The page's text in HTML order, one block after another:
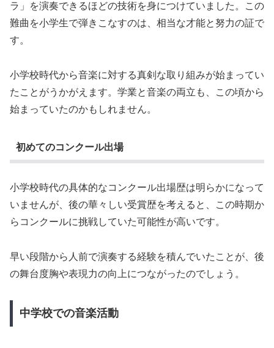
ラ」を演奏できるほどの技術を身につけていました。この
難曲を小学生で弾きこなすのは、相当な才能と努力の証で
す。
小学校時代から音楽に対する真剣な取り組みが始まってい
たことがうかがえます。学業と音楽の両立も、この頃から
始まっていたのかもしれません。
初めてのコンクール出場
小学校時代の具体的なコンクール出場歴は明らかになって
いませんが、後の華々しい受賞歴を考えると、この時期か
らコンクールに挑戦していた可能性が高いです。
早い段階から人前で演奏する経験を積んでいたことが、後
の舞台度胸や表現力の向上につながったのでしょう。
中学校での音楽活動